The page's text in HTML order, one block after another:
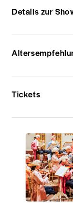
Details zur
Tickets